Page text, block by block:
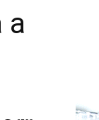
a